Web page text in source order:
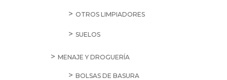
OTROS LIMPIADORES
SUELOS
MENAJE Y DROGUERÍA
BOLSAS DE BASURA